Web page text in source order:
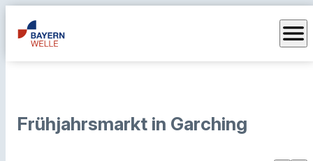
menu
Frühjahrsmarkt in Garching